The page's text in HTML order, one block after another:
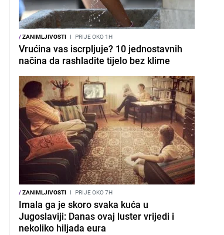
/ZANIMLJIVOSTI I PRIJE OKO 1H
Vrućina vas iscrpljuje? 10 jednostavnih
načina da rashladite tijelo bez klime
/ZANIMLJIVOSTI I PRIJE OKO 7H
Imala ga je skoro svaka kuća u
Jugoslaviji: Danas ovaj luster vrijedi i
nekoliko hiljada eura